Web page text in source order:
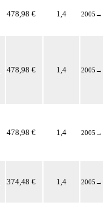
478,98 € 1,4 2005 →
478,98 € 1,4 2005 →
478,98 € 1,4 2005 →
374,48 € 1,4 2005 →